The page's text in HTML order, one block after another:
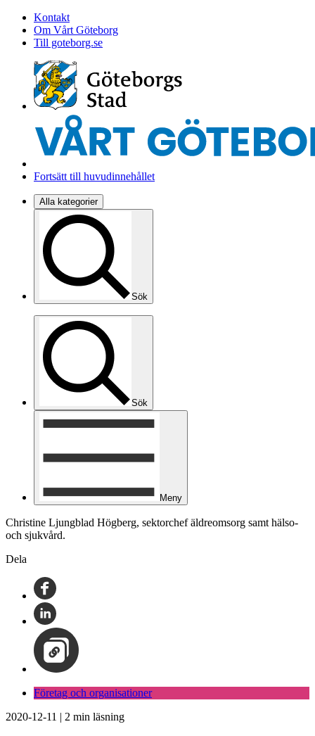
Kontakt
Om Vårt Göteborg
Till goteborg.se
Fortsätt till huvudinnehållet
Alla kategorier
Sök
Sök
Meny
Christine Ljungblad Högberg, sektorchef äldreomsorg samt hälso-
och sjukvård.
Dela
Företag och organisationer
2020-12-11 | 2 min läsning